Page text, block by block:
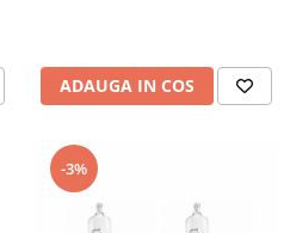
ADAUGA IN COS
-3%